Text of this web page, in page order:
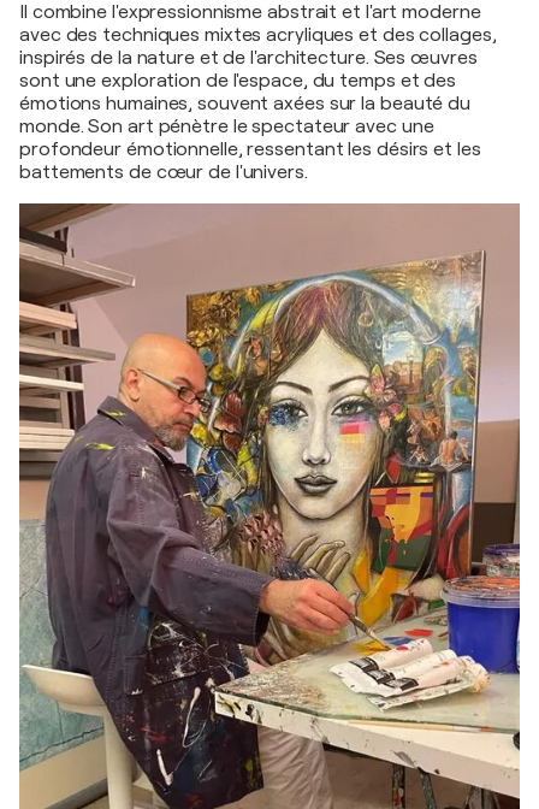
Il combine l'expressionnisme abstrait et l'art moderne
avec des techniques mixtes acryliques et des collages,
inspirés de la nature et de l'architecture. Ses œuvres
sont une exploration de l'espace, du temps et des
émotions humaines, souvent axées sur la beauté du
monde. Son art pénètre le spectateur avec une
profondeur émotionnelle, ressentant les désirs et les
battements de cœur de l'univers.